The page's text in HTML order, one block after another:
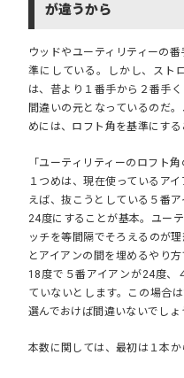
が違うから
ウッドやユーティリティーの
準にしている。しかし、スト
は、昔より１番手から２番手
間違いの元となっているのだ。
めには、ロフト角を基準にする
「ユーティリティーのロフト
１つめは、現在使っているア
えば、抜こうとしている５番
24度にすることが基本。ユー
ッチを等間隔でそろえるのが
とアイアンの間を埋めるやり
18度で５番アイアンが24度、
ていないとします。この場合
選んでおけば間違いないでしょ
本数に関しては、 最初は１本か